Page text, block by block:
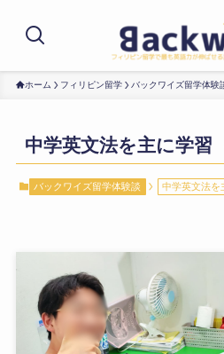
ホーム フィリピン留学 バックワイズ留学体験
中学英文法を主に学習
バックワイズ留学体験談 中学英文法を